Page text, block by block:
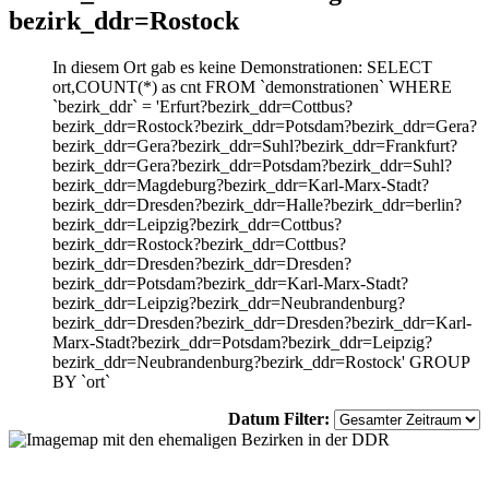
bezirk_ddr=Rostock
In diesem Ort gab es keine Demonstrationen: SELECT
ort,COUNT(*) as cnt FROM `demonstrationen` WHERE
`bezirk_ddr` = 'Erfurt?bezirk_ddr=Cottbus?
bezirk_ddr=Rostock?bezirk_ddr=Potsdam?bezirk_ddr=Gera?
bezirk_ddr=Gera?bezirk_ddr=Suhl?bezirk_ddr=Frankfurt?
bezirk_ddr=Gera?bezirk_ddr=Potsdam?bezirk_ddr=Suhl?
bezirk_ddr=Magdeburg?bezirk_ddr=Karl-Marx-Stadt?
bezirk_ddr=Dresden?bezirk_ddr=Halle?bezirk_ddr=berlin?
bezirk_ddr=Leipzig?bezirk_ddr=Cottbus?
bezirk_ddr=Rostock?bezirk_ddr=Cottbus?
bezirk_ddr=Dresden?bezirk_ddr=Dresden?
bezirk_ddr=Potsdam?bezirk_ddr=Karl-Marx-Stadt?
bezirk_ddr=Leipzig?bezirk_ddr=Neubrandenburg?
bezirk_ddr=Dresden?bezirk_ddr=Dresden?bezirk_ddr=Karl-
Marx-Stadt?bezirk_ddr=Potsdam?bezirk_ddr=Leipzig?
bezirk_ddr=Neubrandenburg?bezirk_ddr=Rostock' GROUP
BY `ort`
Datum Filter: